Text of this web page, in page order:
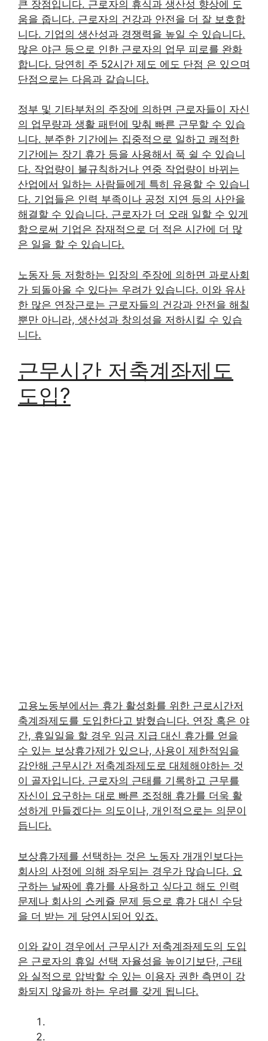
큰 장점입니다. 근로자의 휴식과 생산성 향상에 도
움을 줍니다. 근로자의 건강과 안전을 더 잘 보호합
니다. 기업의 생산성과 경쟁력을 높일 수 있습니다.
많은 야근 등으로 인한 근로자의 업무 피로를 완화
합니다. 당연히 주 52시간 제도 에도 단점 은 있으며
단점으로는 다음과 같습니다.
정부 및 기타부처의 주장에 의하면 근로자들이 자신
의 업무량과 생활 패턴에 맞춰 빠른 근무할 수 있습
니다. 분주한 기간에는 집중적으로 일하고 쾌적한
기간에는 장기 휴가 등을 사용해서 푹 쉴 수 있습니
다. 작업량이 불규칙하거나 연중 작업량이 바뀌는
산업에서 일하는 사람들에게 특히 유용할 수 있습니
다. 기업들은 인력 부족이나 공정 지연 등의 사안을
해결할 수 있습니다. 근로자가 더 오래 일할 수 있게
함으로써 기업은 잠재적으로 더 적은 시간에 더 많
은 일을 할 수 있습니다.
노동자 등 저항하는 입장의 주장에 의하면 과로사회
가 되돌아올 수 있다는 우려가 있습니다. 이와 유사
한 많은 연장근로는 근로자들의 건강과 안전을 해칠
뿐만 아니라, 생산성과 창의성을 저하시킬 수 있습
니다.
근무시간 저축계좌제도
도입?
고용노동부에서는 휴가 활성화를 위한 근로시간저
축계좌제도를 도입한다고 밝혔습니다. 연장 혹은 야
간, 휴일일을 할 경우 임금 지급 대신 휴가를 얻을
수 있는 보상휴가제가 있으나, 사용이 제한적임을
감안해 근무시간 저축계좌제도로 대체해야하는 것
이 골자입니다. 근로자의 근태를 기록하고 근무를
자신이 요구하는 대로 빠른 조정해 휴가를 더욱 활
성하게 만들겠다는 의도이나, 개인적으로는 의문이
듭니다.
보상휴가제를 선택하는 것은 노동자 개개인보다는
회사의 사정에 의해 좌우되는 경우가 많습니다. 요
구하는 날짜에 휴가를 사용하고 싶다고 해도 인력
문제나 회사의 스케쥴 문제 등으로 휴가 대신 수당
을 더 받는 게 당연시되어 있죠.
이와 같이 경우에서 근무시간 저축계좌제도의 도입
은 근로자의 휴일 선택 자율성을 높이기보단, 근태
와 실적으로 압박할 수 있는 이용자 권한 측면이 강
화되지 않을까 하는 우려를 갖게 됩니다.